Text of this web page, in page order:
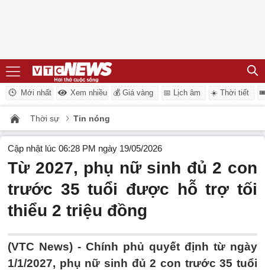
Mới nhất Xem nhiều 💰 Giá vàng 📅 Lịch âm ☀️ Thời tiết
Thời sự Tin nóng
Cập nhật lúc 06:28 PM ngày 19/05/2026
Từ 2027, phụ nữ sinh đủ 2 con
trước 35 tuổi được hỗ trợ tối
thiểu 2 triệu đồng
(VTC News) - Chính phủ quyết định từ ngày
1/1/2027, phụ nữ sinh đủ 2 con trước 35 tuổi